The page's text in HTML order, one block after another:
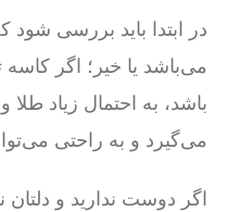
در ابتدا باید بررسی شود
می‌باشد یا خیر؛ اگر
باشد، به احتمال زیاد
می‌گیرد و به راحتی
اگر دوست ندارید و